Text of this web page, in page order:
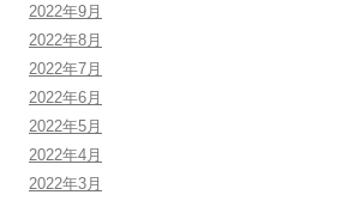
2022年9月
2022年8月
2022年7月
2022年6月
2022年5月
2022年4月
2022年3月